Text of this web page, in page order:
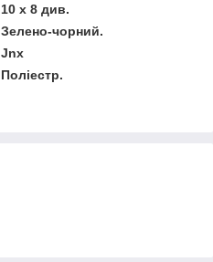
10 х 8 див.
Зелено-чорний.
Jnx
Поліестр.